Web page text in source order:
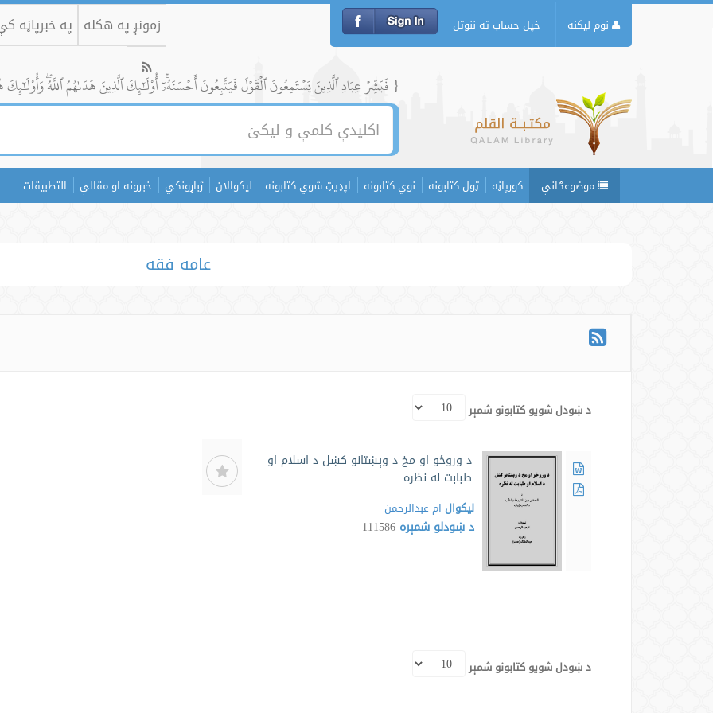
نوم لیکنه خپل حساب ته ننوتل زمونږ په هکله په خبرپاڼه
{ فَبَشِّرۡ عِبَادِ ٱلَّذِينَ يَسۡتَمِعُونَ ٱلۡقَوۡلَ فَيَتَّبِعُونَ أَحۡسَنَهُۥٓۚ أُوْلَٰٓئِكَ ٱلَّذِينَ هَدَىٰهُمُ ٱللَّهُۖ وَأُوْلَٰٓئِكَ
موضوعګانې کورپاڼه ټول کتابونه نوي کتابونه اپډیټ شوي کتابونه لیکوالان ژباړونکي خبرونه او مقالې التطبيقات
عامه فقه
د ښودل شویو کتابونو شمېر
د وروځو او مخ د وېښتانو کښل د اسلام او
طبابت له نظره
لیکوال ام عبدالرحمن
د ښودلو شمېره 111586
د ښودل شویو کتابونو شمېر